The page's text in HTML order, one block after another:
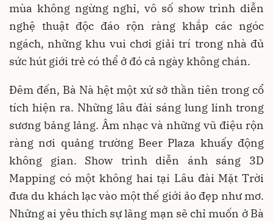
mùa không ngừng nghỉ, vô số show trình diễn
nghệ thuật độc đáo rộn ràng khắp các ngóc
ngách, những khu vui chơi giải trí trong nhà đủ
sức hút giới trẻ có thể ở đó cả ngày không chán.
Đêm đến, Bà Nà hệt một xứ sở thần tiên trong cổ
tích hiện ra. Những lâu đài sáng lung linh trong
sương bảng lảng. Âm nhạc và những vũ điệu rộn
ràng nơi quảng trường Beer Plaza khuấy động
không gian. Show trình diễn ánh sáng 3D
Mapping có một không hai tại Lâu đài Mặt Trời
đưa du khách lạc vào một thế giới ảo đẹp như mơ.
Những ai yêu thích sự lãng mạn sẽ chỉ muốn ở Bà